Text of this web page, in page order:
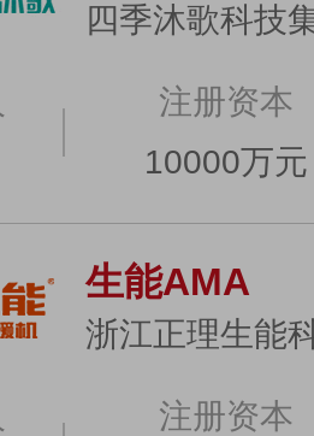
四季沐歌科技
注册资本
10000万元
生能AMA
浙江正理生能
注册资本